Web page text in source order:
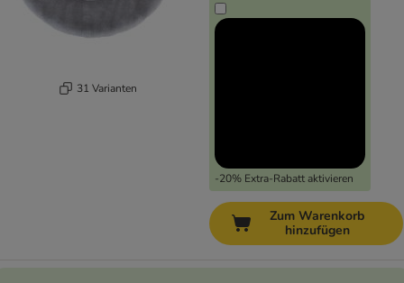
31 Varianten
-20% Extra-Rabatt aktivieren
Zum Warenkorb
hinzufügen